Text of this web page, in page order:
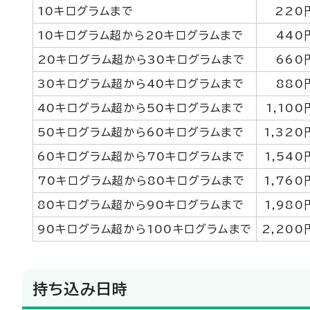
10キログラムまで 220
10キログラム超から20キログラムまで 440
20キログラム超から30キログラムまで 660
30キログラム超から40キログラムまで 880
40キログラム超から50キログラムまで 1,100
50キログラム超から60キログラムまで 1,320
60キログラム超から70キログラムまで 1,540
70キログラム超から80キログラムまで 1,760
80キログラム超から90キログラムまで 1,980
90キログラム超から100キログラムまで 2,200
持ち込み日時